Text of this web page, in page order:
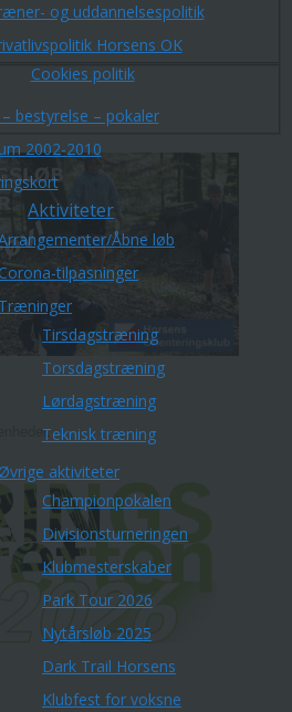
og uddannelsespolitik
Horsens OK
Cookies politik
bestyrelse – pokaler
2002-2010
Aktiviteter
Åbne løb
tilpasninger
Træninger
Tirsdagstræning
Torsdagstræning
Lørdagstræning
Teknisk træning
Øvrige aktiviteter
Championpokalen
Divisionsturneringen
Klubmesterskaber
Park Tour 2026
Nytårsløb 2025
Dark Trail Horsens
Klubfest for voksne